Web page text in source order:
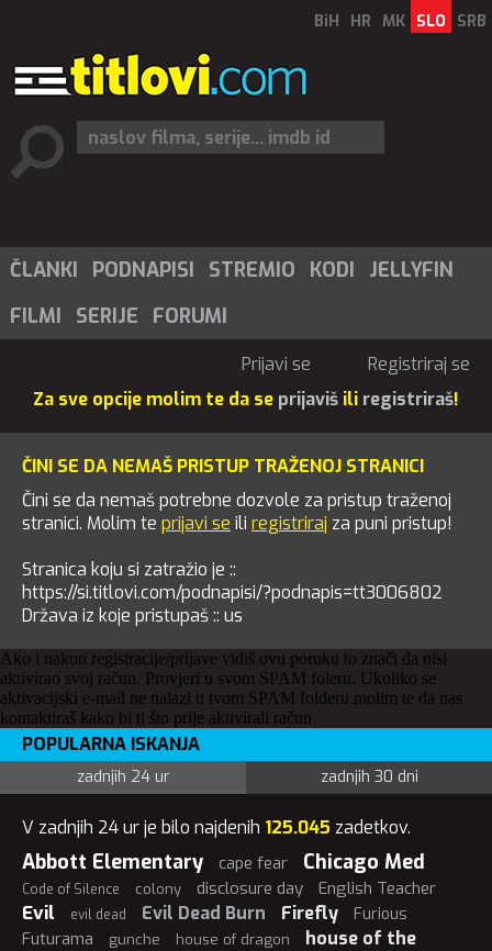
BiH HR MK SLO SRB
ČLANKI PODNAPISI STREMIO KODI
JELLYFIN
FILMI
SERIJE FORUMI
Prijavi se
Registriraj se
Za sve opcije molim te da se prijaviš ili registriraš!
ČINI SE DA NEMAŠ PRISTUP TRAŽENOJ STRANICI
Čini se da nemaš potrebne dozvole za pristup traženoj
stranici. Molim te prijavi se ili registriraj za puni pristup!
Stranica koju si zatražio je ::
https://si.titlovi.com/podnapisi/?podnapis=tt3006802
Država iz koje pristupaš :: us
Ako i nakon registracije/prijave vidiš ovu poruku to znači da nisi
aktivirao svoj račun. Provjeri u svom SPAM foleru. Ukoliko se
aktivacijski e-mail ne nalazi u tvom SPAM folderu molim te da nas
kontaktiraš kako bi ti što prije aktivirali račun
POPULARNA ISKANJA
zadnjih 24 ur zadnjih 30 dni
V zadnjih 24 ur je bilo najdenih 125.045 zadetkov.
Abbott Elementary cape fear Chicago Med
Code of Silence colony disclosure day English Teacher
Evil evil dead Evil Dead Burn Firefly Furious
Futurama gunche house of dragon
house of the